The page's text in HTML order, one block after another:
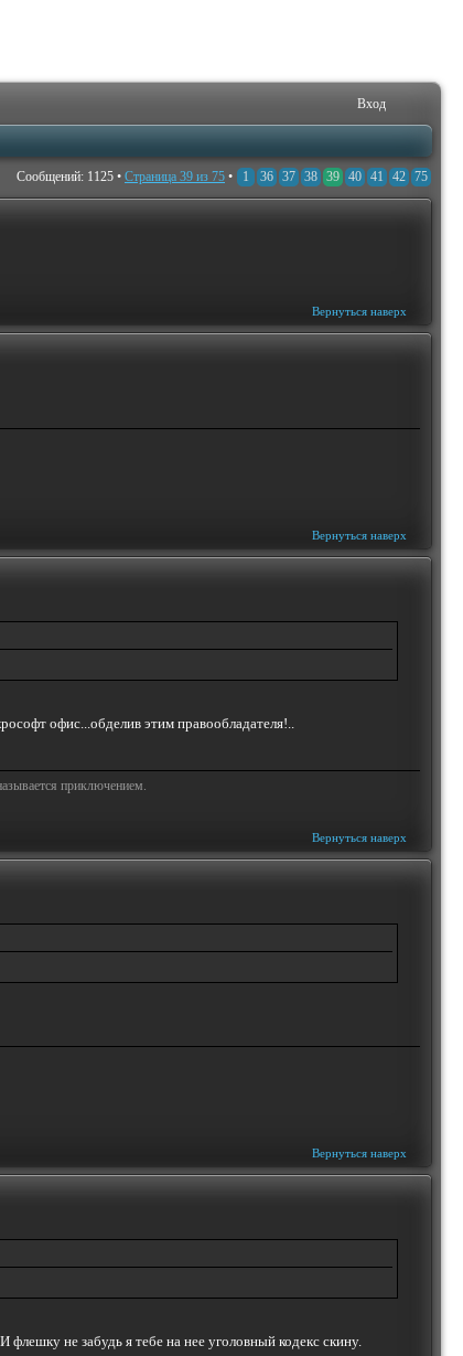
Вход
Сообщений: 1125 • Страница 39 из 75 • 1 36 37 38 39 40 41 42 75
Вернуться наверх
Вернуться наверх
офис...обделив этим правообладателя!..
приключением.
Вернуться наверх
Вернуться наверх
И флешку не забудь я тебе на нее уголовный кодекс скину.